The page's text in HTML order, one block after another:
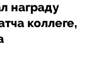
награду
коллеге,